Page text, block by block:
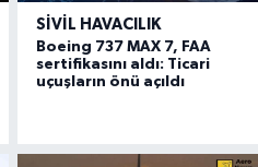
SIVIL HAVACILIK
Boeing 737 MAX 7, FAA
sertifikasını aldı: Ticari
uçuşların önü açıldı